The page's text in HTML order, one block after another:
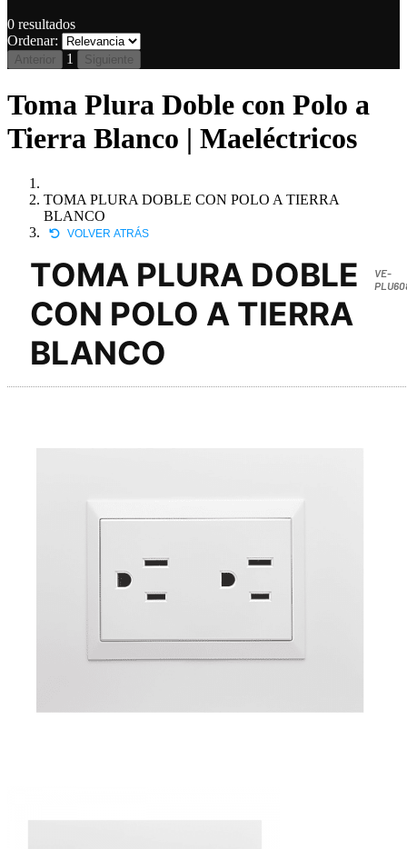
0 resultados
Ordenar:
Anterior 1 Siguiente
Toma Plura Doble con Polo a
Tierra Blanco | Maeléctricos
TOMA PLURA DOBLE CON POLO A TIERRA
BLANCO
VOLVER ATRÁS
TOMA PLURA DOBLE
CON POLO A TIERRA
BLANCO
VE-